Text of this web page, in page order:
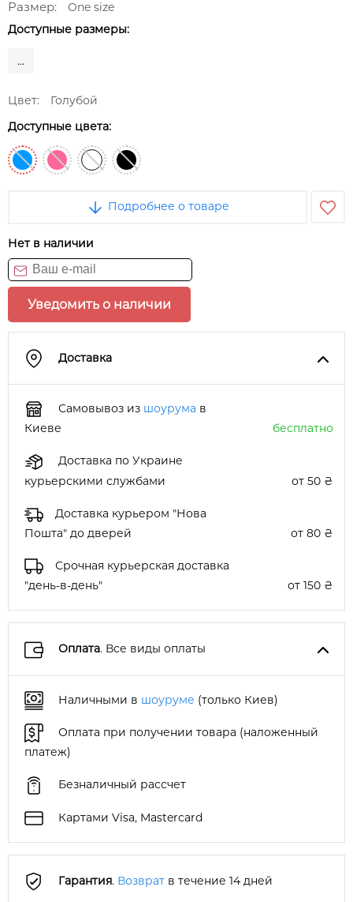
Размер:
One size
Доступные размеры:
...
Цвет:
Голубой
Доступные цвета:
Подробнее о товаре
Нет в наличии
Уведомить о наличии
Доставка
Самовывоз из шоурума в
Киеве
бесплатно
Доставка по Украине
курьерскими службами
от 50 ₴
Доставка курьером "Нова
Пошта" до дверей
от 80 ₴
Срочная курьерская доставка
"день-в-день"
от 150 ₴
Оплата. Все виды оплаты
Наличными в шоуруме (только Киев)
Оплата при получении товара (наложенный
платеж)
Безналичный рассчет
Картами Visa, Mastercard
Гарантия. Возврат в течение 14 дней